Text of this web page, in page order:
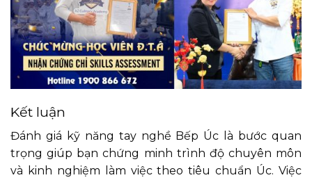
Kết luận
Đánh giá kỹ năng tay nghề Bếp Úc là bước quan
trọng giúp bạn chứng minh trình độ chuyên môn
và kinh nghiệm làm việc theo tiêu chuẩn Úc. Việc